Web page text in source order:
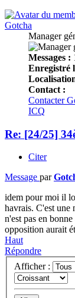
Gotcha
Manager
Messages :
Enregistré
Contact :
Contacter
ICQ
Re: [24/25]
Citer
Message par
idem pour moi il
havrais. C'est une
n'est pas en
opposition aurait
Haut
Répondre
Afficher :